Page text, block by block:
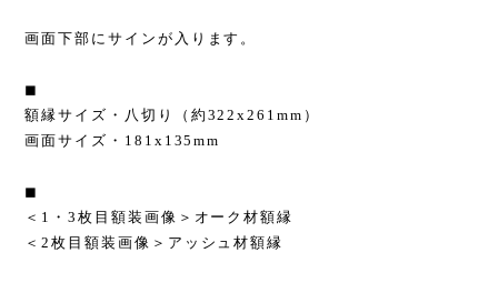
画面下部にサインが入ります。
◼︎
額縁サイズ・八切り（約322x261mm）
画面サイズ・181x135mm
◼︎
＜1・3枚目額装画像＞オーク材額縁
＜2枚目額装画像＞アッシュ材額縁